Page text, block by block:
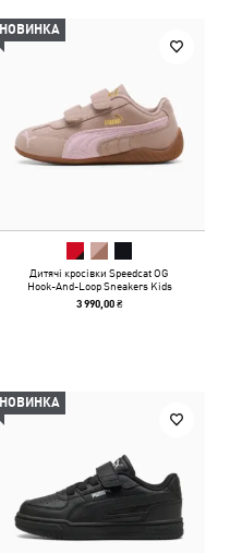
НОВИНКА
Дитячі кросівки Speedcat OG
Hook-And-Loop Sneakers Kids
3 990,00 ₴
НОВИНКА